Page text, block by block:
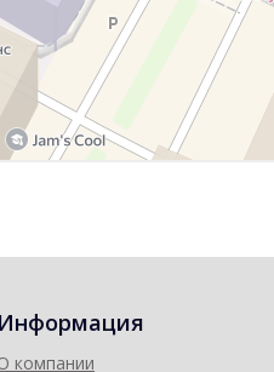
Информация
компании